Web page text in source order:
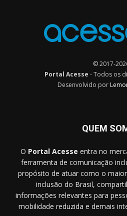
© 2017-
Portal Acesse - Todos os
Desenvolvido por
QUEM
O Portal Acesse entra no
ferramenta de comunicação
propósito de atuar como o
inclusão do Brasil,
informações relevantes para
mobilidade reduzida e demais